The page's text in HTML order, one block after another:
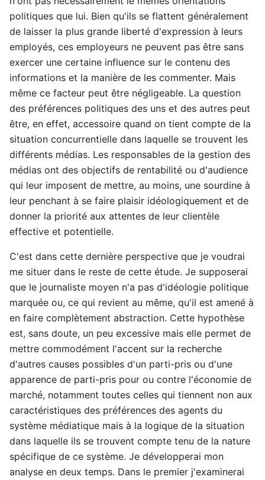
politiques que lui. Bien qu'ils se flattent généralement
de laisser la plus grande liberté d'expression à leurs
employés, ces employeurs ne peuvent pas être sans
exercer une certaine influence sur le contenu des
informations et la manière de les commenter. Mais
même ce facteur peut être négligeable. La question
des préférences politiques des uns et des autres peut
être, en effet, accessoire quand on tient compte de la
situation concurrentielle dans laquelle se trouvent les
différents médias. Les responsables de la gestion des
médias ont des objectifs de rentabilité ou d'audience
qui leur imposent de mettre, au moins, une sourdine à
leur penchant à se faire plaisir idéologiquement et de
donner la priorité aux attentes de leur clientèle
effective et potentielle.
C'est dans cette dernière perspective que je voudrai
me situer dans le reste de cette étude. Je supposerai
que le journaliste moyen n'a pas d'idéologie politique
marquée ou, ce qui revient au même, qu'il est amené à
en faire complètement abstraction. Cette hypothèse
est, sans doute, un peu excessive mais elle permet de
mettre commodément l'accent sur la recherche
d'autres causes possibles d'un parti-pris ou d'une
apparence de parti-pris pour ou contre l'économie de
marché, notamment toutes celles qui tiennent non aux
caractéristiques des préférences des agents du
système médiatique mais à la logique de la situation
dans laquelle ils se trouvent compte tenu de la nature
spécifique de ce système. Je développerai mon
analyse en deux temps. Dans le premier j'examinerai